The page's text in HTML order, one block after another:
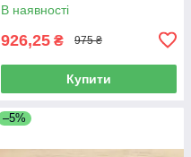
В наявності
926,25 ₴ 975 ₴
Купити
–5%